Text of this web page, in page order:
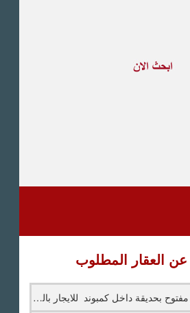
العقار المطلوب
للايجار دور ارضي فيو مفتوح بحديقة داخل كمبوند للايجار بالمعادي سرايات